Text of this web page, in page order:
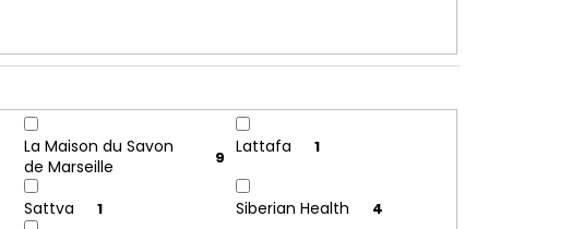
La Maison du Savon
de Marseille
9 Lattafa 1
Sattva 1 Siberian Health 4